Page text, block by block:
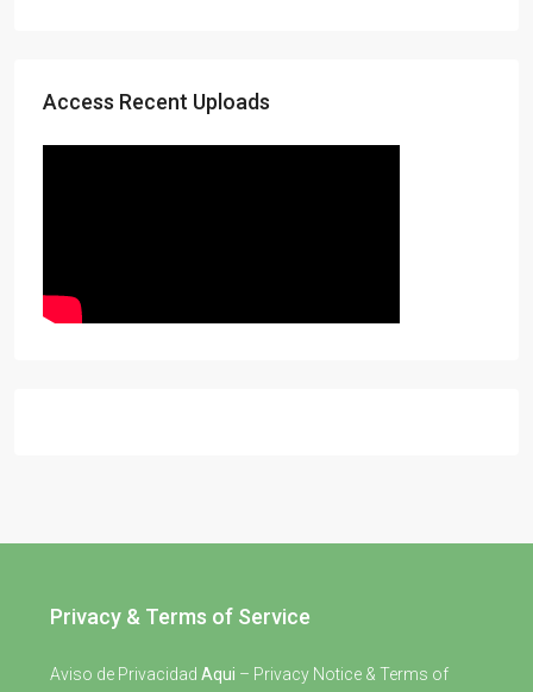
Access Recent Uploads
Privacy & Terms of Service
Aviso de Privacidad Aqui – Privacy Notice & Terms of